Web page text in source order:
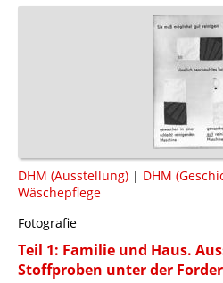
DHM (Ausstellung) | DHM
Wäschepflege
Fotografie
Teil 1: Familie und Haus.
Stoffproben unter der